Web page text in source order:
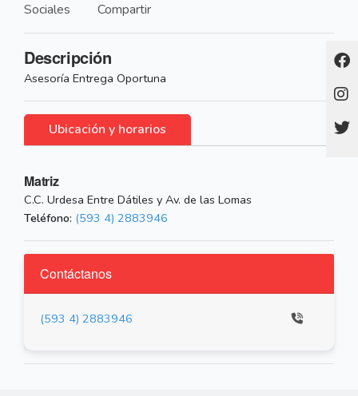
Sociales
Compartir
Descripción
Asesoría Entrega Oportuna
Ubicación y horarios
Matriz
C.C. Urdesa Entre Dátiles y Av. de las Lomas
Teléfono: (593 4) 2883946
Contáctanos
(593 4) 2883946